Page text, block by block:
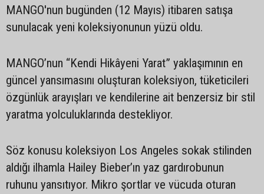
MANGO'nun bugünden (12 Mayıs) itibaren satışa
sunulacak yeni koleksiyonunun yüzü oldu.
MANGO’nun “Kendi Hikâyeni Yarat” yaklaşımının en
güncel yansımasını oluşturan koleksiyon, tüketicileri
özgünlük arayışları ve kendilerine ait benzersiz bir stil
yaratma yolculuklarında destekliyor.
Söz konusu koleksiyon Los Angeles sokak stilinden
aldığı ilhamla Hailey Bieber’ın yaz gardırobunun
ruhunu yansıtıyor. Mikro şortlar ve vücuda oturan